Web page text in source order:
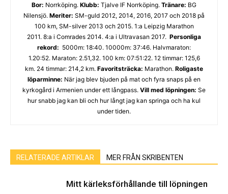
Bor: Norrköping. Klubb: Tjalve IF Norrköping. Tränare: BG
Nilensjö. Meriter: SM-guld 2012, 2014, 2016, 2017 och 2018 på
100 km, SM-silver 2013 och 2015. 1:a Leipzig Marathon
2011. 8:a i Comrades 2014. 4:a i Ultravasan 2017. Personliga
rekord: 5000m: 18:40. 10000m: 37:46. Halvmaraton:
1.20:52. Maraton: 2.51,32. 100 km: 07:51:22. 12 timmar: 125,6
km. 24 timmar: 214,2 km. Favoritsträcka: Marathon. Roligaste
löparminne: När jag blev bjuden på mat och fyra snaps på en
kyrkogård i Armenien under ett långpass. Vill med löpningen: Se
hur snabb jag kan bli och hur långt jag kan springa och ha kul
under tiden.
RELATERADE ARTIKLAR MER FRÅN SKRIBENTEN
Mitt kärleksförhållande till löpningen